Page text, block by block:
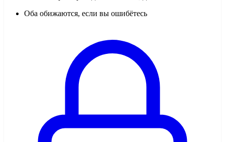
Оба обижаются, если вы ошибётесь